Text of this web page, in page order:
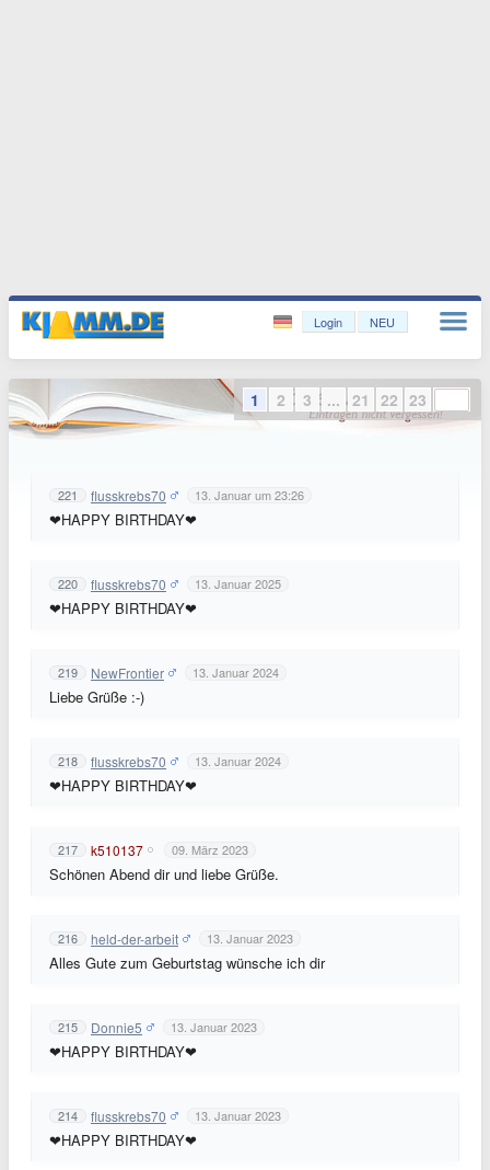
Login NEU
221 flusskrebs70 13. Januar um 23:26
❤HAPPY BIRTHDAY❤
220 flusskrebs70 13. Januar 2025
❤HAPPY BIRTHDAY❤
219 NewFrontier 13. Januar 2024
Liebe Grüße :-)
218 flusskrebs70 13. Januar 2024
❤HAPPY BIRTHDAY❤
217 k510137 09. März 2023
Schönen Abend dir und liebe Grüße.
216 held-der-arbeit 13. Januar 2023
Alles Gute zum Geburtstag wünsche ich dir
215 Donnie5 13. Januar 2023
❤HAPPY BIRTHDAY❤
214 flusskrebs70 13. Januar 2023
❤HAPPY BIRTHDAY❤
1 2 3 ... 21 22 23